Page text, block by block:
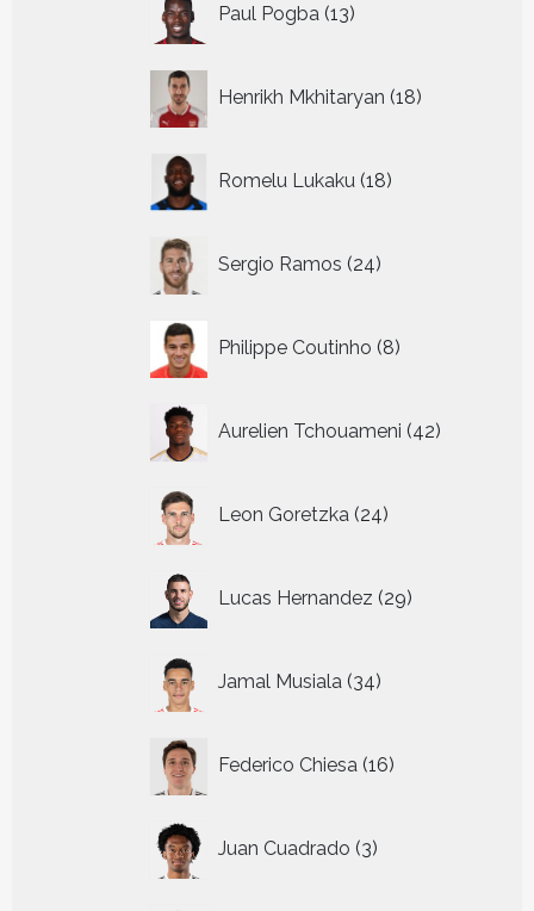
Paul Pogba 13
producten
Henrikh Mkhitaryan 18
producten
Romelu Lukaku 18
producten
Sergio Ramos 24
producten
Philippe Coutinho 8
producten
Aurelien Tchouameni 42
producten
Leon Goretzka 24
producten
Lucas Hernandez 29
producten
Jamal Musiala 34
producten
Federico Chiesa 16
producten
Juan Cuadrado 3
producten